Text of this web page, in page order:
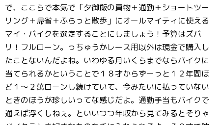
で、ここらで本気で「夕御飯の買物＋通勤＋ショートツー
リング＋帰省＋ふらっと散歩」にオールマイティに使える
マイ・バイクを選定することにしましょう！予算はズバ
リ！フルローン。っちゅうかレース用以外は現金で購入し
たことないんだよね。いわゆる月いくらまでならバイクに
当てられるかということで１８才からずーっと１２年間ほ
ど１～２萬ローンし続けていて、今みたいに払っていない
ときのほうが珍しいってな感じだよ。通勤手当もバイクで
通えば浮くしねぇ。といいつつ年収から見てみるとそりゃ